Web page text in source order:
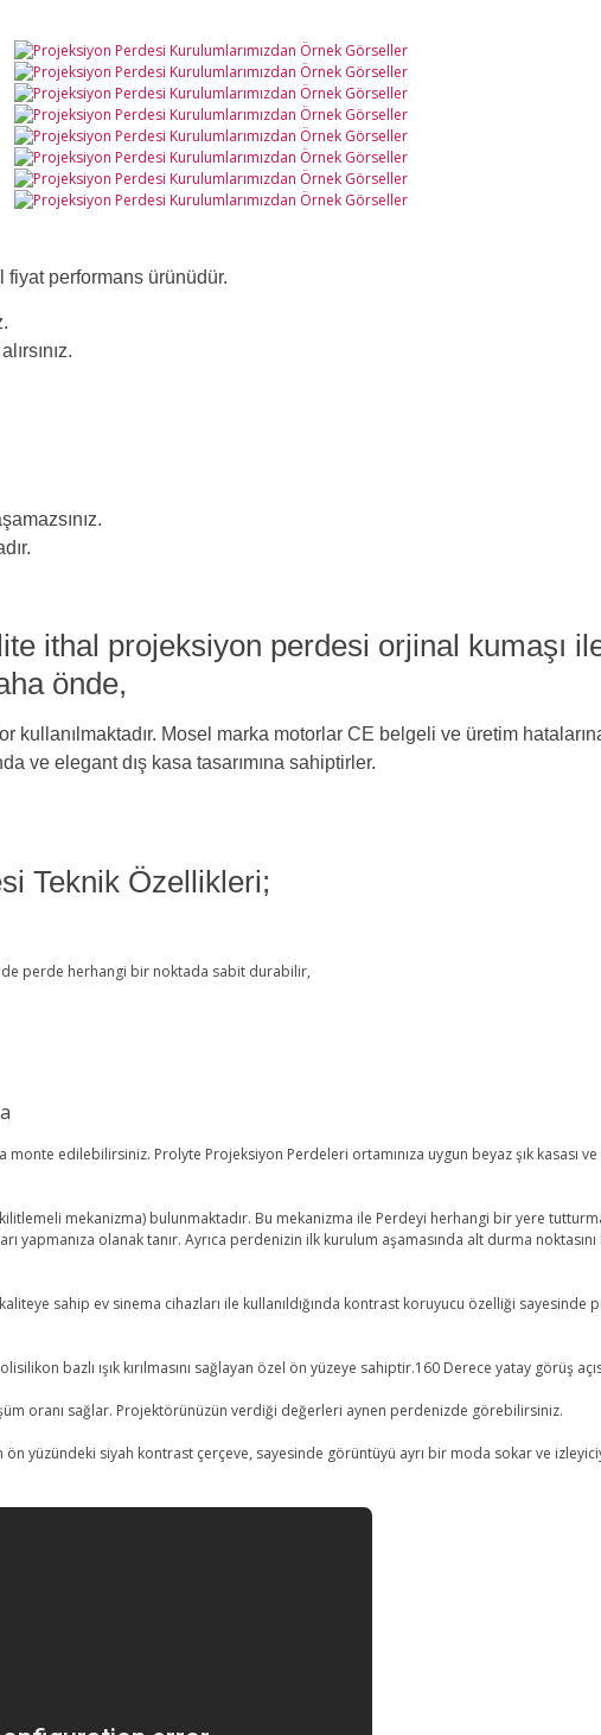
performans ürünüdür.
ithal projeksiyon perdesi orjinal kumaşı
önde,
Mosel marka motorlar CE belgeli ve üretim
ve elegant dış kasa tasarımına sahiptirler.
Teknik Özellikleri;
perde herhangi bir noktada sabit durabilir,
edilebilirsiniz. Prolyte Projeksiyon Perdeleri ortamınıza uygun beyaz şık kasası
mekanizma) bulunmaktadır. Bu mekanizma ile Perdeyi herhangi bir yere
olanak tanır. Ayrıca perdenizin ilk kurulum aşamasında alt durma
sahip ev sinema cihazları ile kullanıldığında kontrast koruyucu özelliği
bazlı ışık kırılmasını sağlayan özel ön yüzeye sahiptir.160 Derece yatay görüş
oranı sağlar. Projektörünüzün verdiği değerleri aynen perdenizde görebilirsiniz.
ön yüzündeki siyah kontrast çerçeve, sayesinde görüntüyü ayrı bir moda sokar ve